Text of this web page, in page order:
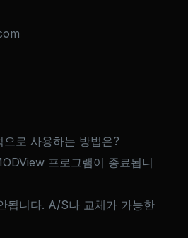
로 사용하는 방법은?
프로그램이 종료됩니
됩니다. A/S나 교체가 가능한